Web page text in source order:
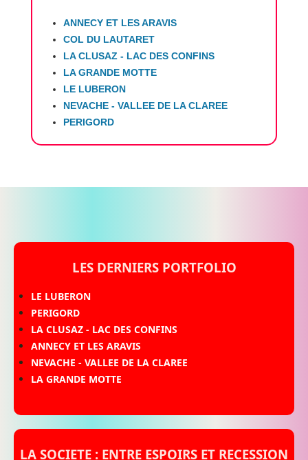
ANNECY ET LES ARAVIS
COL DU LAUTARET
LA CLUSAZ - LAC DES CONFINS
LA GRANDE MOTTE
LE LUBERON
NEVACHE - VALLEE DE LA CLAREE
PERIGORD
LES DERNIERS PORTFOLIO
LE LUBERON
PERIGORD
LA CLUSAZ - LAC DES CONFINS
ANNECY ET LES ARAVIS
NEVACHE - VALLEE DE LA CLAREE
LA GRANDE MOTTE
LA SOCIETE : ENTRE ESPOIRS ET RECESSION